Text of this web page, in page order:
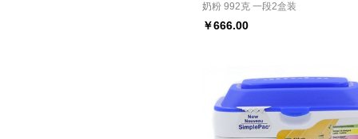
奶粉 992克 一段2盒装
￥666.00